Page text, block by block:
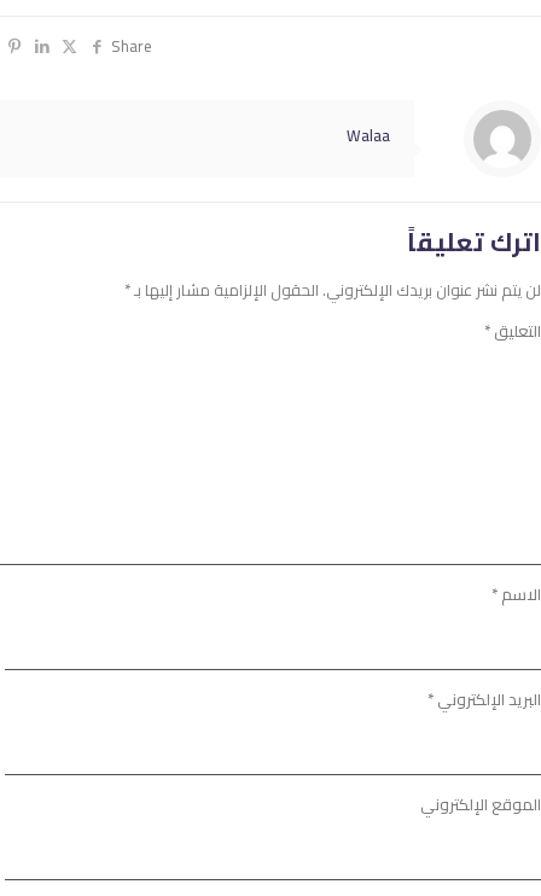
Share
Walaa
اترك تعليقاً
لن يتم نشر عنوان بريدك الإلكتروني. الحقول الإلزامية مشار إليها بـ*
التعليق*
الاسم*
البريد الإلكتروني*
الموقع الإلكتروني